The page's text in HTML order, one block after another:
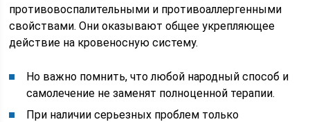
противовоспалительными и противоаллергенными
свойствами. Они оказывают общее укрепляющее
действие на кровеносную систему.
Но важно помнить, что любой народный способ и
самолечение не заменят полноценной терапии.
При наличии серьезных проблем только